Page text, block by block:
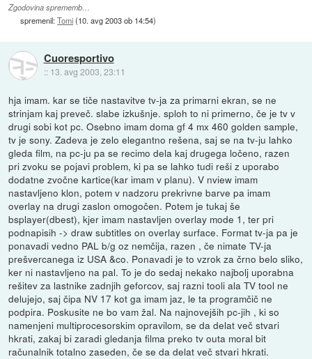
Zgodovina sprememb…
spremenil:Tomi(10. avg 2003 ob 14:54)
Cuoresportivo
:: 13. avg 2003, 23:11
hja imam. kar se tiče nastavitve tv-ja za primarni ekran, se ne
strinjam kaj preveč. slabe izkušnje. sploh to ni primerno, če je tv v
drugi sobi kot pc. Osebno imam doma gf 4 mx 460 golden sample,
tv je sony. Zadeva je zelo elegantno rešena, saj se na tv-ju lahko
gleda film, na pc-ju pa se recimo dela kaj drugega ločeno, razen
pri zvoku se pojavi problem, ki pa se lahko tudi reši z uporabo
dodatne zvočne kartice(kar imam v planu). V nview imam
nastavljeno klon, potem v nadzoru prekrivne barve pa imam
overlay na drugi zaslon omogočen. Potem je tukaj še
bsplayer(dbest), kjer imam nastavljen overlay mode 1, ter pri
podnapisih -> draw subtitles on overlay surface. Format tv-ja pa je
ponavadi vedno PAL b/g oz nemčija, razen , če nimate TV-ja
prešvercanega iz USA &co. Ponavadi je to vzrok za črno belo sliko,
ker ni nastavljeno na pal. To je do sedaj nekako najbolj uporabna
rešitev za lastnike zadnjih geforcov, saj razni tooli ala TV tool ne
delujejo, saj čipa NV 17 kot ga imam jaz, le ta programčič ne
podpira. Poskusite ne bo vam žal. Na najnovejših pc-jih , ki so
namenjeni multiprocesorskim opravilom, se da delat več stvari
hkrati, zakaj bi zaradi gledanja filma preko tv outa moral bit
računalnik totalno zaseden, če se da delat več stvari hkrati.